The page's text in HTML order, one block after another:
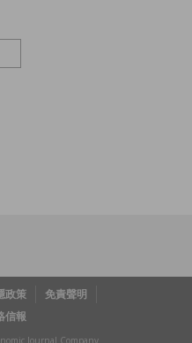
政策
免責聲明
信報